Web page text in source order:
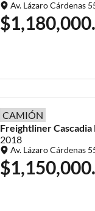
Av. Lázaro Cárdenas
CAMIÓN
FreightlinerCascadia
2018
Av. Lázaro Cárdenas